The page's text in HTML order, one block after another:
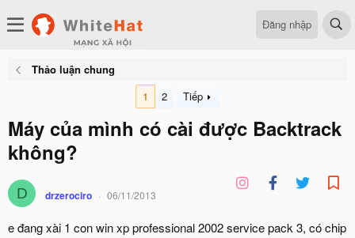
Đăng nhập
Thảo luận chung
1
2 Tiếp
Máy của mình có cài được Backtrack
không?
D drzerociro 06/11/2013
e đang xài 1 con win xp professional 2002 service pack 3, có chip